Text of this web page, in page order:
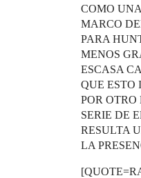
COMO
MARCO
PARA
MENOS
ESCASA
QUE ESTO
POR
SERIE DE
RESULTA
LA